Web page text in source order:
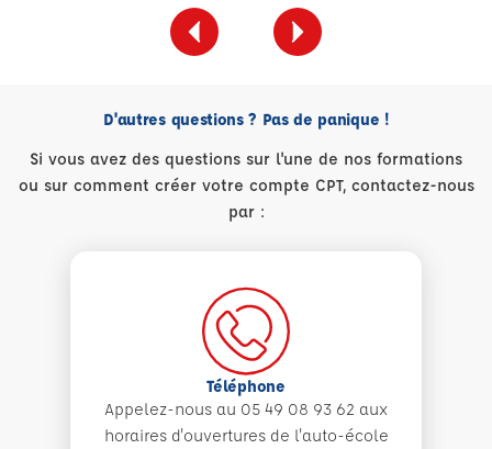
D'autres questions ? Pas de panique !
Si vous avez des questions sur l'une de nos formations
ou sur comment créer votre compte CPT, contactez-nous
par :
Téléphone
Appelez-nous au 05 49 08 93 62 aux
horaires d'ouvertures de l'auto-école